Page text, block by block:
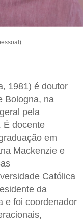
1981) é doutor
Bologna, na
pela
É docente
em
Mackenzie e
Católica
da
e foi coordenador